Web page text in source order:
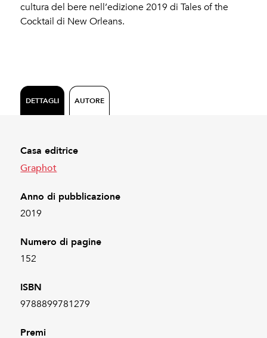
cultura del bere nell’edizione 2019 di Tales of the
Cocktail di New Orleans.
DETTAGLI AUTORE
Casa editrice
Graphot
Anno di pubblicazione
2019
Numero di pagine
152
ISBN
9788899781279
Premi